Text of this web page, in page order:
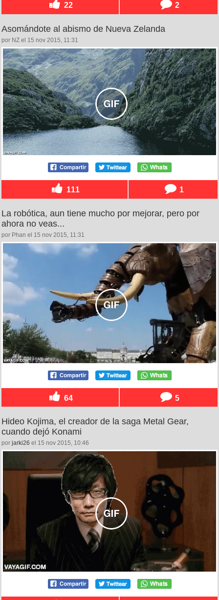
22 2
Asomándote al abismo de Nueva Zelanda
por NZ el 15 nov 2015, 11:31
111 1
La robótica, aun tiene mucho por mejorar, pero por
ahora no veas...
por Phan el 15 nov 2015, 11:31
64 5
Hideo Kojima, el creador de la saga Metal Gear,
cuando dejó Konami
por jarki26 el 15 nov 2015, 10:46